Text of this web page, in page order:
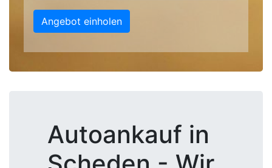
Angebot einholen
Autoankauf in